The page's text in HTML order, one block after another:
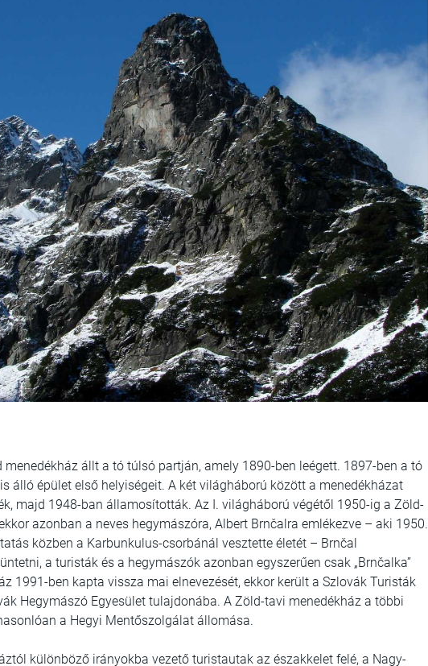
állt a tó túlsó partján, amely 1890-ben leégett. 1897-ben a tó
álló épület első helyiségeit. A két világháború között a menedékházat
majd 1948-ban államosították. Az I. világháború végétől 1950-ig a Zöld-
azonban a neves hegymászóra, Albert Brnčalra emlékezve – aki 1950.
közben a Karbunkulus-csorbánál vesztette életét – Brnčal
a turisták és a hegymászók azonban egyszerűen csak „Brnčalka”
1991-ben kapta vissza mai elnevezését, ekkor került a Szlovák Turisták
Hegymászó Egyesület tulajdonába. A Zöld-tavi menedékház a többi
a Hegyi Mentőszolgálat állomása.
különböző irányokba vezető turistautak az északkelet felé, a Nagy-